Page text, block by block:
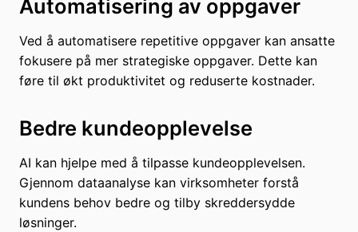
Automatisering av oppgaver
Ved å automatisere repetitive oppgaver kan ansatte
fokusere på mer strategiske oppgaver. Dette kan
føre til økt produktivitet og reduserte kostnader.
Bedre kundeopplevelse
AI kan hjelpe med å tilpasse kundeopplevelsen.
Gjennom dataanalyse kan virksomheter forstå
kundens behov bedre og tilby skreddersydde
løsninger.